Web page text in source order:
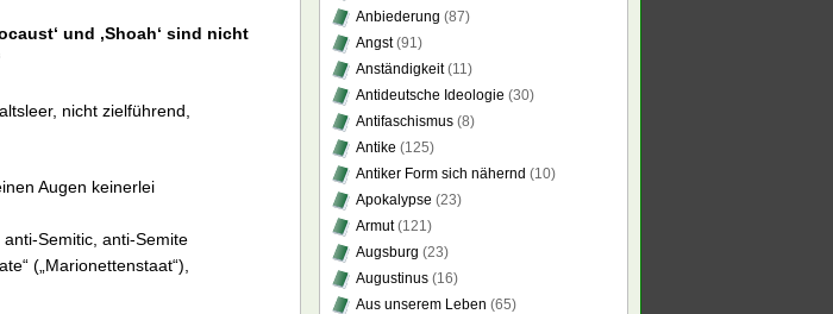
und ‚Shoah‘ sind nicht
nicht zielführend,
Augen keinerlei
anti-Semitic, anti-Semite
(„Marionettenstaat“),
Anbiederung (87)
Angst(91)
Anständigkeit(11)
Antideutsche Ideologie (30)
Antifaschismus (8)
Antike (125)
Antiker Form sich nähernd (10)
Apokalypse (23)
Armut(121)
Augsburg (23)
Augustinus (16)
Aus unserem Leben (65)